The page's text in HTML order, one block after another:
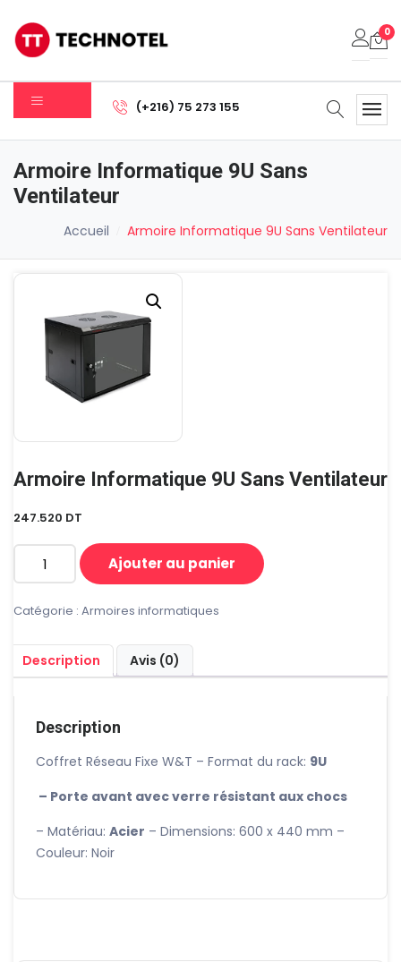
0
Votre panier est vide.
Sous-total: 0.000DT
Voir Le Panier Commander
(+216) 75 273 155
Armoire Informatique 9U Sans
Ventilateur
Accueil Armoire Informatique 9U Sans Ventilateur
Armoire Informatique 9U Sans Ventilateur
247.520 DT
quantité
Armoire
9U
Sans
Ventilateur
Ajouter au panier
Catégorie : Armoires informatiques
Description Avis (0)
Description
Coffret Réseau Fixe W&T – Format du rack: 9U
– Porte avant avec verre résistant aux chocs
– Matériau: Acier – Dimensions: 600 x 440 mm –
Couleur: Noir